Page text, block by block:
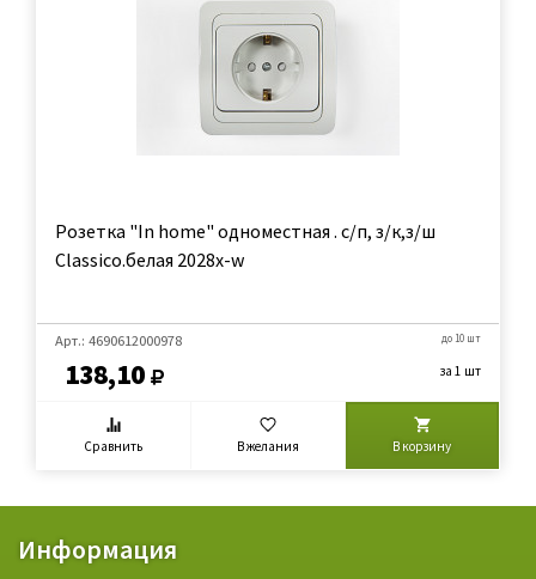
Розетка "In home" одноместная . с/п, з/к,з/ш
Classico.белая 2028х-w
Арт.: 4690612000978
138,10
до 10 шт
за 1 шт
Сравнить В желания В корзину
Информация